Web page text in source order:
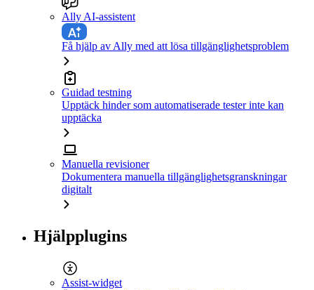
Ally AI-assistent
Få hjälp av Ally med att lösa tillgänglighetsproblem
Guidad testning
Upptäck hinder som automatiserade tester inte kan
upptäcka
Manuella revisioner
Dokumentera manuella tillgänglighetsgranskningar
digitalt
Hjälpplugins
Assist-widget